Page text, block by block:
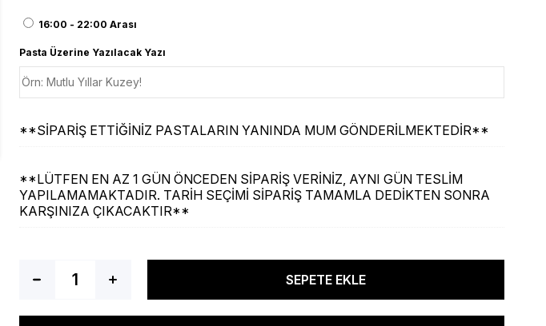
16:00 - 22:00 Arası
Pasta Üzerine Yazılacak Yazı
**SİPARİŞ ETTİĞİNİZ PASTALARIN YANINDA MUM GÖNDERİLMEKTEDİR**
**LÜTFEN EN AZ 1 GÜN ÖNCEDEN SİPARİŞ VERİNİZ, AYNI GÜN TESLİM
YAPILAMAMAKTADIR. TARİH SEÇİMİ SİPARİŞ TAMAMLA DEDİKTEN SONRA
KARŞINIZA ÇIKACAKTIR**